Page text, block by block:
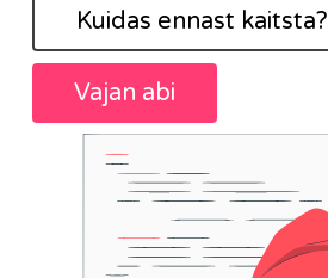
Kuidas ennast kaitsta?
Vajan abi